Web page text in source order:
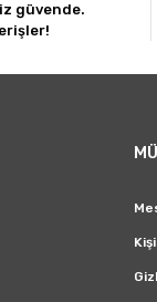
güvende.